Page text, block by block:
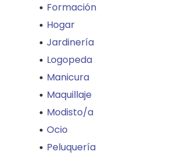
Formación
Hogar
Jardinería
Logopeda
Manicura
Maquillaje
Modisto/a
Ocio
Peluquería